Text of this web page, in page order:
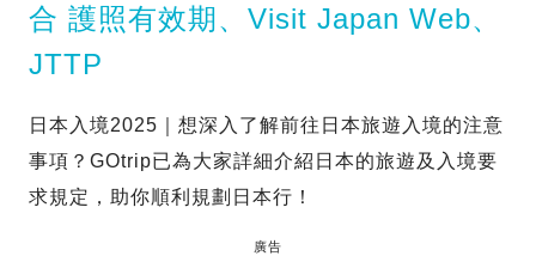
合 護照有效期、Visit Japan Web、
JTTP
日本入境2025｜想深入了解前往日本旅遊入境的注意
事項？GOtrip已為大家詳細介紹日本的旅遊及入境要
求規定，助你順利規劃日本行！
廣告